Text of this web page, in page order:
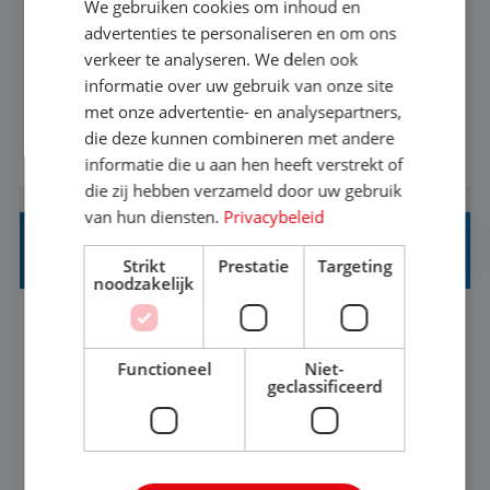
Met jouw ervaring in de reisbranche of
achtergrond in toerisme ben je klaar voor de
volgende stap. Vanaf je stoel reis je de hele
wereld over en speel je moeiteloos in op de
wensen van je team, je klant en wat er in de
reiswereld gebeurt. Met je enthousiasme weet je
klanten te overtuigen om die droomreis te
boeken! ...
BEKIJK VACATURE
REISADVISEUR ALLROUND
Aalsmeer, Noord-Holland, Nederland
33-36 uur
MBO
Een vakantie plannen is het leukste dat er is. Of
het nu voor jezelf is, of voor een ander: jij vindt
We gebruiken cookies om inhoud en
advertenties te personaliseren en om ons
verkeer te analyseren. We delen ook
informatie over uw gebruik van onze site
met onze advertentie- en analysepartners,
die deze kunnen combineren met andere
informatie die u aan hen heeft verstrekt of
die zij hebben verzameld door uw gebruik
van hun diensten. Privacybeleid
Strikt
noodzakelijk
Prestatie Targeting
Functioneel
Niet-
geclassificeerd